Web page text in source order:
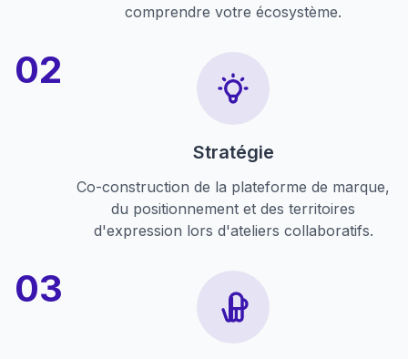
comprendre votre écosystème.
Stratégie
Co-construction de la plateforme de marque,
du positionnement et des territoires
d'expression lors d'ateliers collaboratifs.